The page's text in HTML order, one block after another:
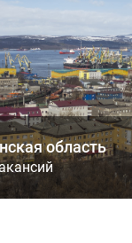
область